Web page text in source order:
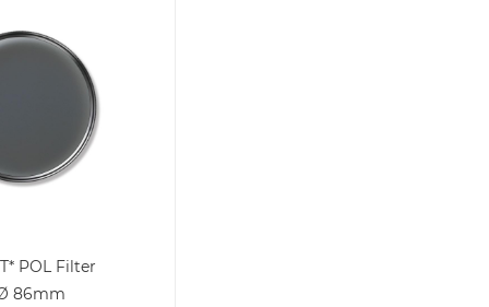
POL Filter
86mm